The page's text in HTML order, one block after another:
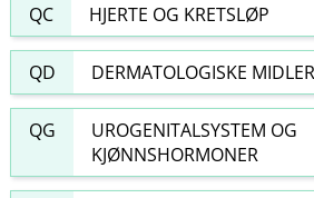
QC HJERTE OG KRETSLØP
QD DERMATOLOGISKE MIDLER
QG
UROGENITALSYSTEM OG
KJØNNSHORMONER